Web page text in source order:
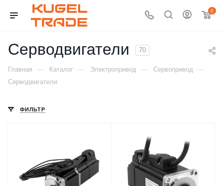
0
Серводвигатели 70
Главная — Каталог — Электропривод — Сервопривод —
Серводвигатели
ФИЛЬТР